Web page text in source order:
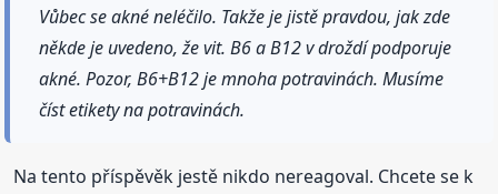
Vůbec se akné neléčilo. Takže je jistě pravdou, jak zde
někde je uvedeno, že vit. B6 a B12 v droždí podporuje
akné. Pozor, B6+B12 je mnoha potravinách. Musíme
číst etikety na potravinách.
Na tento příspěvěk jestě nikdo nereagoval. Chcete se k